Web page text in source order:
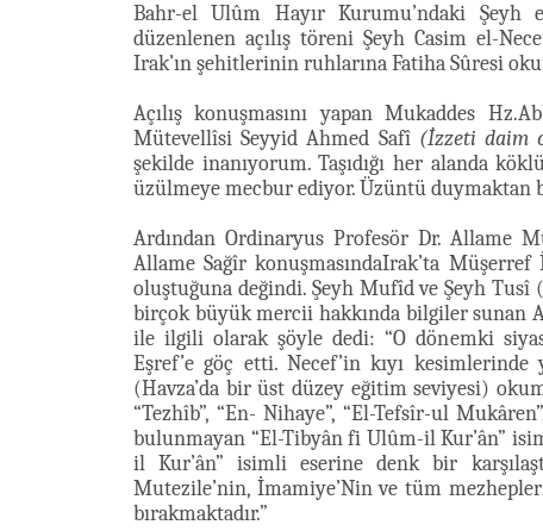
Bahr-el Ulûm Hayır Kurumu’ndaki Şeyh
düzenlenen açılış töreni Şeyh Casim el-
Irak’ın şehitlerinin ruhlarına Fatiha Sûresi
Açılış konuşmasını yapan Mukaddes
Mütevellîsi Seyyid Ahmed Safî (İzzeti daim
şekilde inanıyorum. Taşıdığı her alanda
üzülmeye mecbur ediyor. Üzüntü duymaktan
Ardından Ordinaryus Profesör Dr. Allame
Allame Sağîr konuşmasındaIrak’ta
oluştuğuna değindi. Şeyh Mufîd ve Şeyh Tusî
birçok büyük mercii hakkında bilgiler sunan
ile ilgili olarak şöyle dedi: “O dönemki
Eşref’e göç etti. Necef’in kıyı
(Havza’da bir üst düzey eğitim seviyesi)
“Tezhîb”, “En- Nihaye”, “El-Tefsîr-ul
bulunmayan “El-Tibyân fi Ulûm-il Kur’ân”
il Kur’ân” isimli eserine denk bir
Mutezile’nin, İmamiye’Nin ve tüm
bırakmaktadır.”